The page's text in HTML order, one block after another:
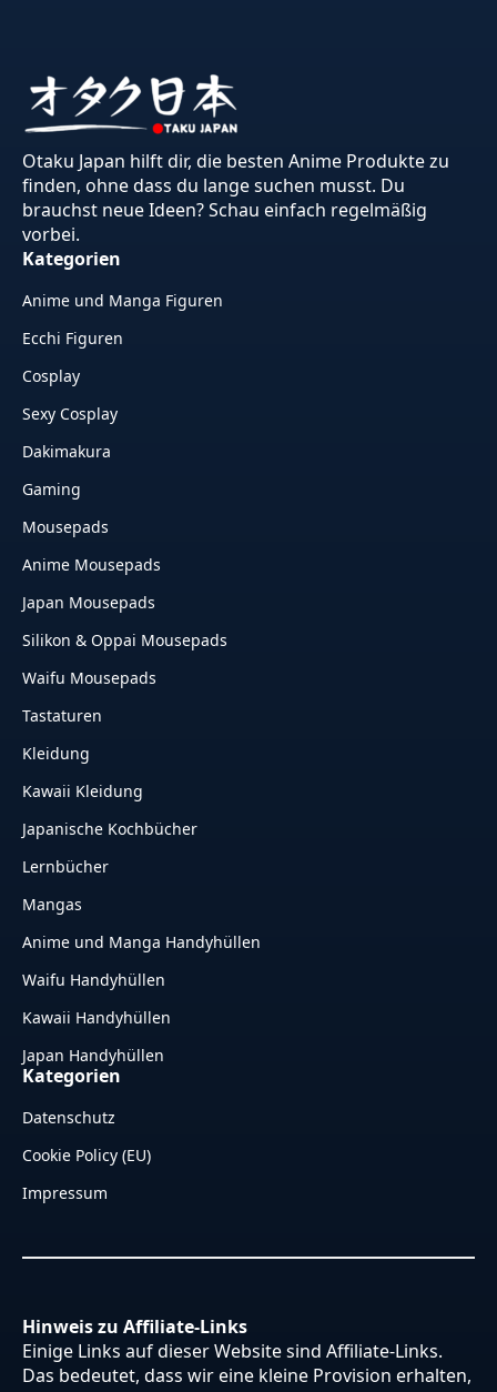
Otaku Japan hilft dir, die besten Anime Produkte zu
finden, ohne dass du lange suchen musst. Du
brauchst neue Ideen? Schau einfach regelmäßig
vorbei.
Kategorien
Anime und Manga Figuren
Ecchi Figuren
Cosplay
Sexy Cosplay
Dakimakura
Gaming
Mousepads
Anime Mousepads
Japan Mousepads
Silikon & Oppai Mousepads
Waifu Mousepads
Tastaturen
Kleidung
Kawaii Kleidung
Japanische Kochbücher
Lernbücher
Mangas
Anime und Manga Handyhüllen
Waifu Handyhüllen
Kawaii Handyhüllen
Japan Handyhüllen
Kategorien
Datenschutz
Cookie Policy (EU)
Impressum
Hinweis zu Affiliate-Links
Einige Links auf dieser Website sind Affiliate-Links.
Das bedeutet, dass wir eine kleine Provision erhalten,